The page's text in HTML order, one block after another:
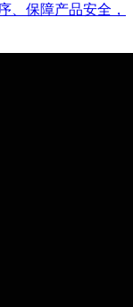
、保障产品安全，